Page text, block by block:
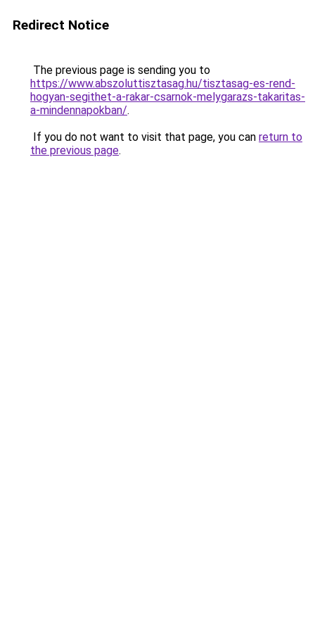
Redirect Notice
The previous page is sending you to
https://www.abszoluttisztasag.hu/tisztasag-es-rend-
hogyan-segithet-a-rakar-csarnok-melygarazs-takaritas-
a-mindennapokban/.
If you do not want to visit that page, you can return to
the previous page.